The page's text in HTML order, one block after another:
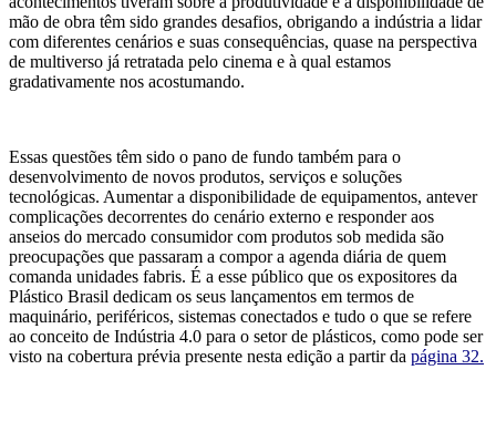
mão de obra têm sido grandes desafios, obrigando a indústria a lidar
com diferentes cenários e suas consequências, quase na perspectiva
de multiverso já retratada pelo cinema e à qual estamos
gradativamente nos acostumando.
Essas questões têm sido o pano de fundo também para o
desenvolvimento de novos produtos, serviços e soluções
tecnológicas. Aumentar a disponibilidade de equipamentos, antever
complicações decorrentes do cenário externo e responder aos
anseios do mercado consumidor com produtos sob medida são
preocupações que passaram a compor a agenda diária de quem
comanda unidades fabris. É a esse público que os expositores da
Plástico Brasil dedicam os seus lançamentos em termos de
maquinário, periféricos, sistemas conectados e tudo o que se refere
ao conceito de Indústria 4.0 para o setor de plásticos, como pode ser
visto na cobertura prévia presente nesta edição a partir da página 32.